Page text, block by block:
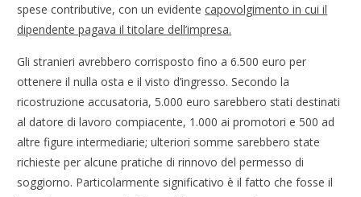
spese contributive, con un evidentecapovolgimento in cui il
dipendente pagava il titolare dell’impresa.
Gli stranieri avrebbero corrisposto fino a 6.500 euro per
ottenere il nulla osta e il visto d’ingresso. Secondo la
ricostruzione accusatoria, 5.000 euro sarebbero stati destinati
al datore di lavoro compiacente, 1.000 ai promotori e 500 ad
altre figure intermediarie; ulteriori somme sarebbero state
richieste per alcune pratiche di rinnovo del permesso di
soggiorno. Particolarmente significativo è il fatto che fosse il